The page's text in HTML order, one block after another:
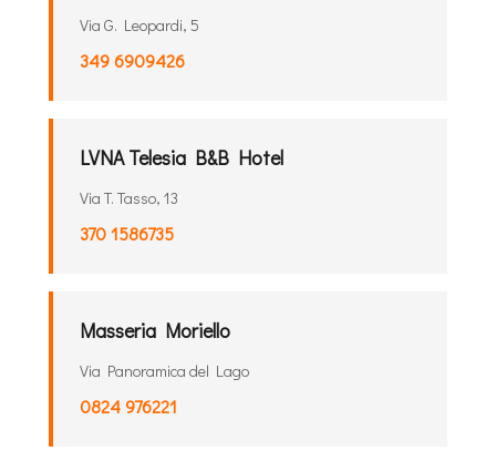
Via G. Leopardi, 5
349 6909426
LVNA Telesia B&B Hotel
Via T. Tasso, 13
370 1586735
Masseria Moriello
Via Panoramica del Lago
0824 976221